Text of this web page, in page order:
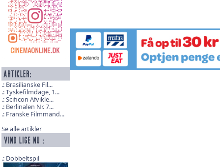
Brasilianske Fil...
Tyskefilmdage, 1...
Scificon Afvikle...
Berlinalen Nr. 7...
Franske Filmmand...
Se alle artikler
Dobbeltspil